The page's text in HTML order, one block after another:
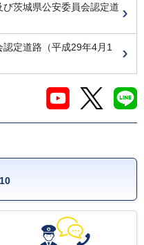
茨城県公安委員会認定道
定道路（平成29年4月1